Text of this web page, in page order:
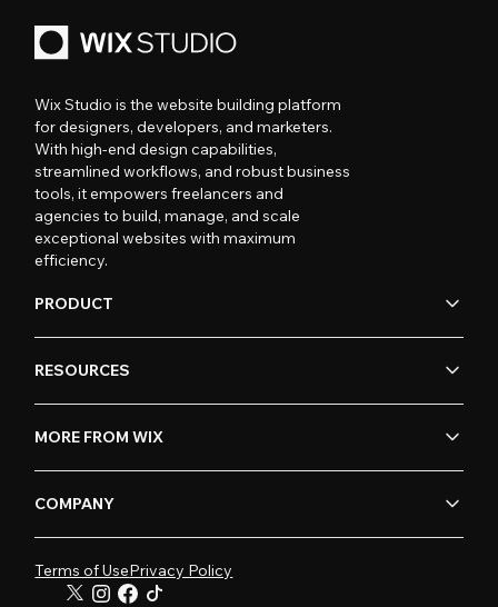
Wix Studio is the website building platform
for designers, developers, and marketers.
With high-end design capabilities,
streamlined workflows, and robust business
tools, it empowers freelancers and
agencies to build, manage, and scale
exceptional websites with maximum
efficiency.
PRODUCT
RESOURCES
MORE FROM WIX
COMPANY
Terms of UsePrivacy Policy